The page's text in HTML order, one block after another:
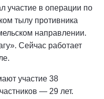
участие в операции по
тылу противника
направлении.
Сейчас работает
участие 38
— 29 лет.